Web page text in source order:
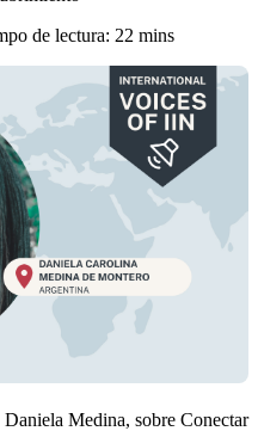
de lectura: 22 mins
Medina, sobre Conectar